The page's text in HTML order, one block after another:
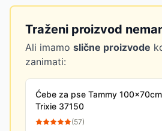
Traženi proizvod
Ali imamo slične proizvode
zanimati:
Ćebe za pse Tammy 100x70cm
Trixie 37150
(57)